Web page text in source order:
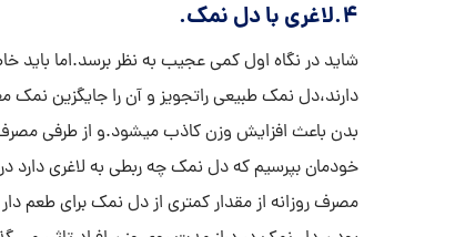
4.لاغری با دل نمک.
شاید در نگاه اول کمی عجیب به نظر برسد.اما باید
دارند،دل نمک طبیعی راتجویز و آن را جایگزین نمک
بدن باعث افزایش وزن کاذب میشود.و از طرفی
خودمان بپرسیم که دل نمک چه ربطی به لاغری دارد
مصرف روزانه از مقدار کمتری از دل نمک برای طعم